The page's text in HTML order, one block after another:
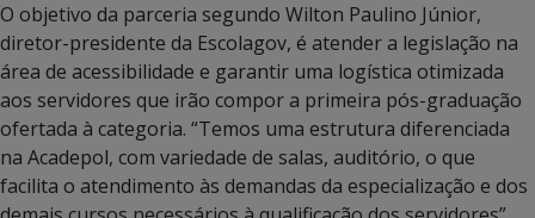
O objetivo da parceria segundo Wilton Paulino Júnior,
diretor-presidente da Escolagov, é atender a legislação na
área de acessibilidade e garantir uma logística otimizada
aos servidores que irão compor a primeira pós-graduação
ofertada à categoria. “Temos uma estrutura diferenciada
na Acadepol, com variedade de salas, auditório, o que
facilita o atendimento às demandas da especialização e dos